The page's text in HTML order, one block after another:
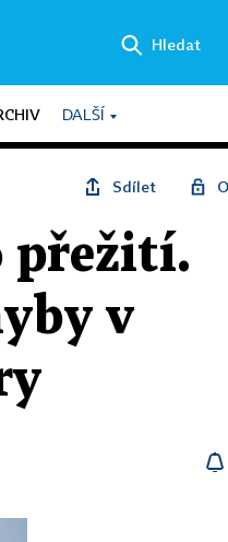
Hledat
DALŠÍ
Sdílet
přežití.
v